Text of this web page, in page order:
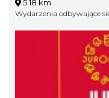
5.18 km
Wydarzenia odbywające